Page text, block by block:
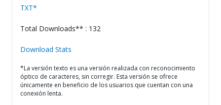
TXT*
Total Downloads** : 132
Download Stats
*La versión texto es una versión realizada con reconocimiento
óptico de caracteres, sin corregir. Esta versión se ofrece
únicamente en beneficio de los usuarios que cuentan con una
conexión lenta.